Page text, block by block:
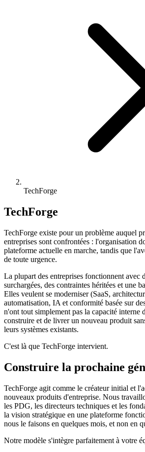
TechForge
TechForge
TechForge existe pour un problème auquel
entreprises sont confrontées : l'organisation
plateforme actuelle en marche, tandis que
de toute urgence.
La plupart des entreprises fonctionnent avec
surchargées, des contraintes héritées et une
Elles veulent se moderniser (SaaS,
automatisation, IA et conformité basée sur
n'ont tout simplement pas la capacité interne
construire et de livrer un nouveau produit
leurs systèmes existants.
C'est là que TechForge intervient.
Construire la prochaine
TechForge agit comme le créateur initial et
nouveaux produits d'entreprise. Nous
les PDG, les directeurs techniques et les
la vision stratégique en une plateforme
nous le faisons en quelques mois, et non en
Notre modèle s'intègre parfaitement à votre